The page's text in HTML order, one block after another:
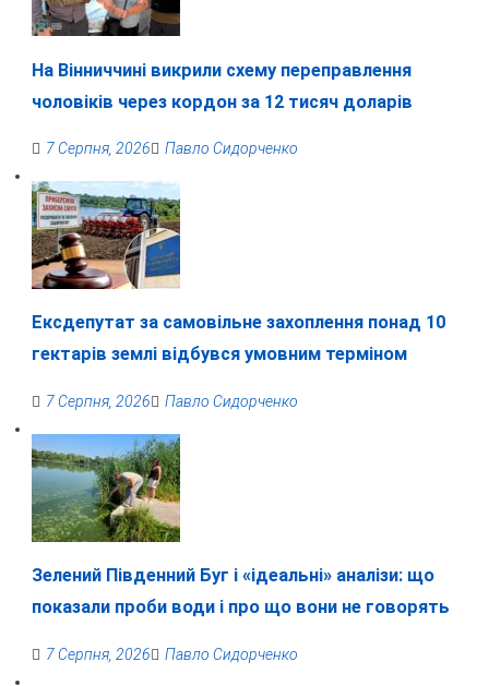
На Вінниччині викрили схему переправлення
чоловіків через кордон за 12 тисяч доларів
7 Серпня, 2026 Павло Сидорченко
Ексдепутат за самовільне захоплення понад 10
гектарів землі відбувся умовним терміном
7 Серпня, 2026 Павло Сидорченко
Зелений Південний Буг і «ідеальні» аналізи: що
показали проби води і про що вони не говорять
7 Серпня, 2026 Павло Сидорченко